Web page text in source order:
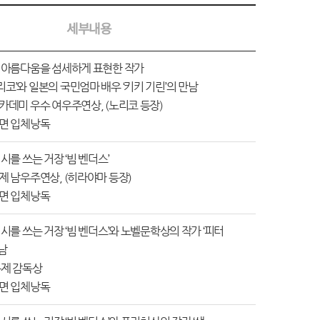
세부내용
름다움을 섬세하게 표현한 작가
’와 일본의 국민엄마 배우 ‘키키 기린’의 만남
데미 우수 여우주연상, (노리코 등장)
입체낭독
를 쓰는 거장 ‘빔 벤더스’
남우주연상, (히라야마 등장)
입체낭독
를 쓰는 거장 ‘빔 벤더스’와 노벨문학상의 작가 ‘피터
감독상
입체낭독